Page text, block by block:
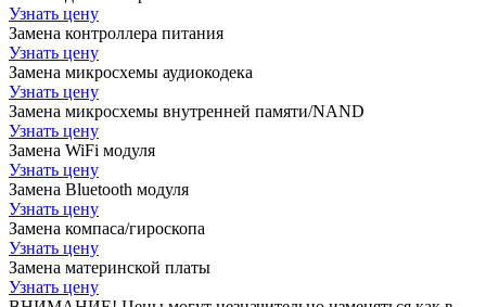
Узнать цену
Замена контроллера питания
Узнать цену
Замена микросхемы аудиокодека
Узнать цену
Замена микросхемы внутренней памяти/NAND
Узнать цену
Замена WiFi модуля
Узнать цену
Замена Bluetooth модуля
Узнать цену
Замена компаса/гироскопа
Узнать цену
Замена материнской платы
Узнать цену